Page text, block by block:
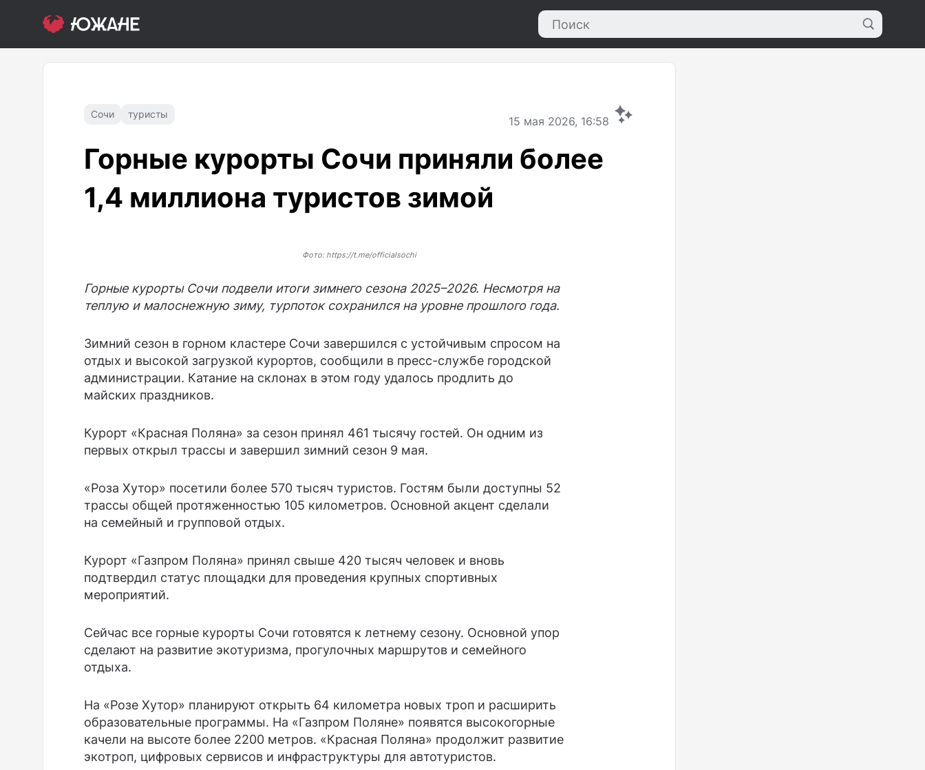
Сочи туристы
15 мая 2026, 16:58
Горные курорты Сочи приняли более
1,4 миллиона туристов зимой
Фото: https://t.me/officialsochi
Горные курорты Сочи подвели итоги зимнего сезона 2025–2026. Несмотря на
теплую и малоснежную зиму, турпоток сохранился на уровне прошлого года.
Зимний сезон в горном кластере Сочи завершился с устойчивым спросом на
отдых и высокой загрузкой курортов, сообщили в пресс-службе городской
администрации. Катание на склонах в этом году удалось продлить до
майских праздников.
Курорт «Красная Поляна» за сезон принял 461 тысячу гостей. Он одним из
первых открыл трассы и завершил зимний сезон 9 мая.
«Роза Хутор» посетили более 570 тысяч туристов. Гостям были доступны 52
трассы общей протяженностью 105 километров. Основной акцент сделали
на семейный и групповой отдых.
Курорт «Газпром Поляна» принял свыше 420 тысяч человек и вновь
подтвердил статус площадки для проведения крупных спортивных
мероприятий.
Сейчас все горные курорты Сочи готовятся к летнему сезону. Основной упор
сделают на развитие экотуризма, прогулочных маршрутов и семейного
отдыха.
На «Розе Хутор» планируют открыть 64 километра новых троп и расширить
образовательные программы. На «Газпром Поляне» появятся высокогорные
качели на высоте более 2200 метров. «Красная Поляна» продолжит развитие
экотроп, цифровых сервисов и инфраструктуры для автотуристов.